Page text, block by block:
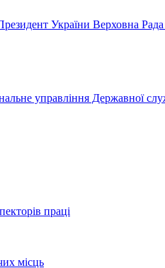
України Верховна
управління Державної
праці
місць